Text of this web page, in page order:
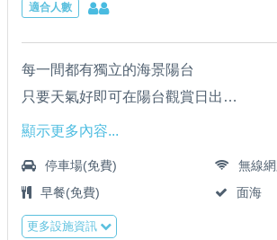
適合人數
每一間都有獨立的海景陽台
只要天氣好即可在陽台觀賞日出
全套乾濕分離衛浴設備
‧ 42吋液晶電視
‧ 獨立海景陽台
‧ 乾濕分離衛浴
顯示更多內容...
停車場(免費)
無線
早餐(免費)
面海
更多設施資訊